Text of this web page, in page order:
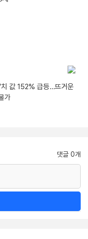
치 값 152% 급등…뜨거운
가
댓글 0개